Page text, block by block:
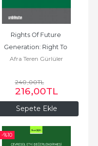
Sepete Ekle
Rights Of Future
Generation: Right To
Environment and Access
Afra Teren Gürlüler
240,00TL
216,00TL
-%10